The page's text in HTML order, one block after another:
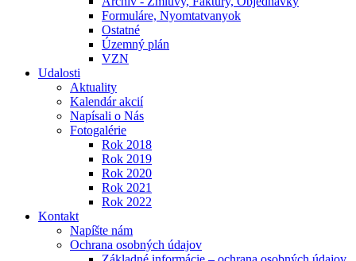
Formuláre, Nyomtatvanyok
Ostatné
Územný plán
VZN
Udalosti
Aktuality
Kalendár akcií
Napísali o Nás
Fotogalérie
Rok 2018
Rok 2019
Rok 2020
Rok 2021
Rok 2022
Kontakt
Napíšte nám
Ochrana osobných údajov